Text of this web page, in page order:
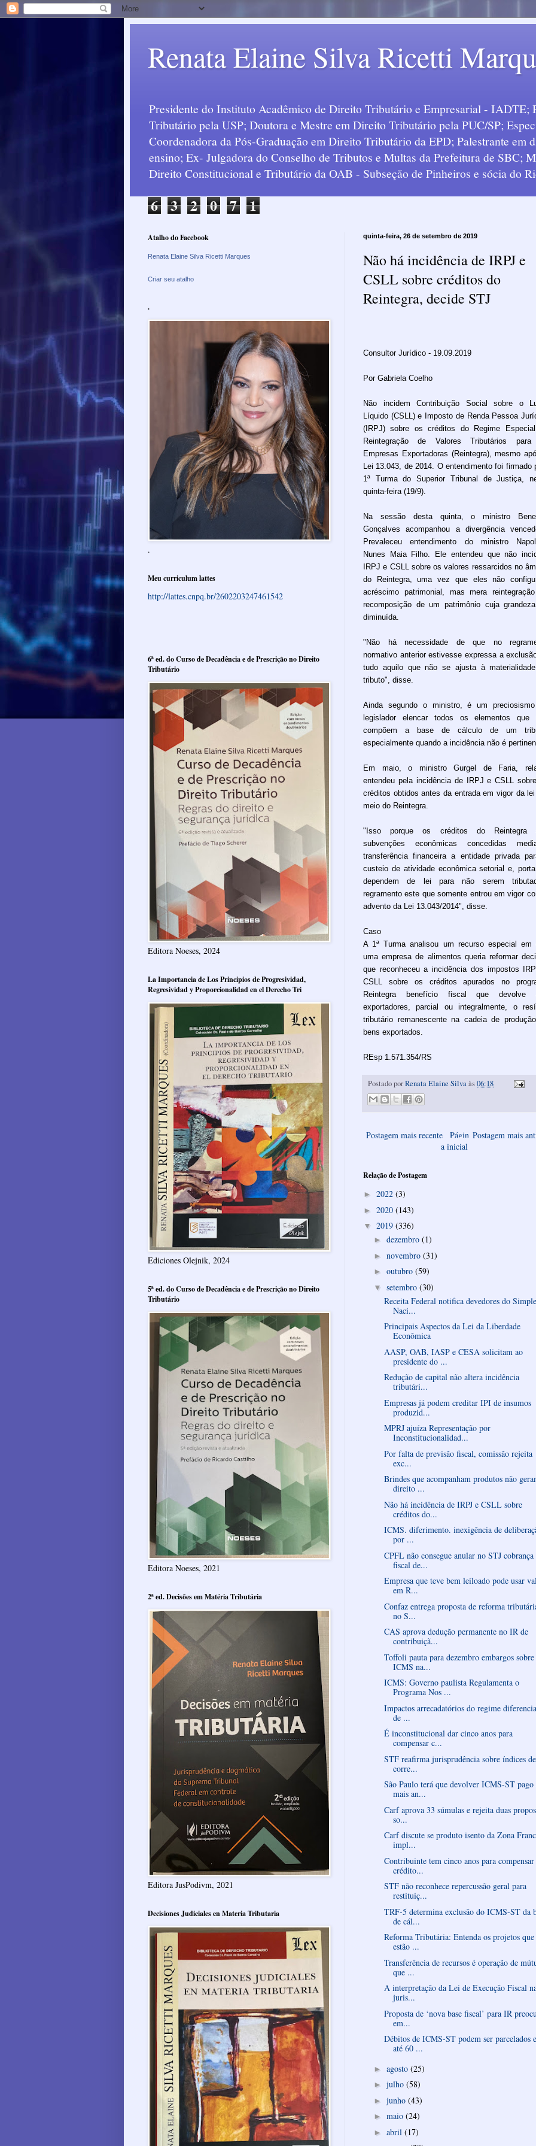
Renata Elaine Silva Ricetti
Presidente do Instituto Acadêmico de Direito Tributário e Empresarial - IADTE;
Tributário pela USP; Doutora e Mestre em Direito Tributário pela PUC/SP;
Coordenadora da Pós-Graduação em Direito Tributário da EPD; Palestrante em
ensino; Ex- Julgadora do Conselho de Tributos e Multas da Prefeitura de SBC;
Direito Constitucional e Tributário da OAB - Subseção de Pinheiros e sócia do
6 3 2 0 7 1
quinta-feira, 26 de setembro de 2019
Não há incidência de IRPJ e
CSLL sobre créditos do
Reintegra, decide STJ
Consultor Jurídico - 19.09.2019
Por Gabriela Coelho
Não incidem Contribuição Social sobre o
Líquido (CSLL) e Imposto de Renda Pessoa
(IRPJ) sobre os créditos do Regime
Reintegração de Valores Tributários
Empresas Exportadoras (Reintegra), mesmo
Lei 13.043, de 2014. O entendimento foi firmado
1ª Turma do Superior Tribunal de Justiça,
quinta-feira (19/9).
Na sessão desta quinta, o ministro
Gonçalves acompanhou a divergência
Prevaleceu entendimento do ministro
Nunes Maia Filho. Ele entendeu que não
IRPJ e CSLL sobre os valores ressarcidos no
do Reintegra, uma vez que eles não
acréscimo patrimonial, mas mera
recomposição de um patrimônio cuja
diminuída.
"Não há necessidade de que no
normativo anterior estivesse expressa a
tudo aquilo que não se ajusta à
tributo", disse.
Ainda segundo o ministro, é um
legislador elencar todos os elementos que
compõem a base de cálculo de um
especialmente quando a incidência não é
Em maio, o ministro Gurgel de Faria,
entendeu pela incidência de IRPJ e CSLL
créditos obtidos antes da entrada em vigor da
meio do Reintegra.
"Isso porque os créditos do Reintegra
subvenções econômicas concedidas
transferência financeira a entidade privada
custeio de atividade econômica setorial e,
dependem de lei para não serem
regramento este que somente entrou em vigor
advento da Lei 13.043/2014", disse.
Caso
A 1ª Turma analisou um recurso especial em
uma empresa de alimentos queria reformar
que reconheceu a incidência dos impostos
CSLL sobre os créditos apurados no
Reintegra benefício fiscal que devolve
exportadores, parcial ou integralmente, o
tributário remanescente na cadeia de
bens exportados.
REsp 1.571.354/RS
Postado porRenata Elaine Silvaàs06:18
Postagem mais recente Postagem mais
Págin
a inicial
Relação de Postagem
► 2022 (3)
► 2020 (143)
▼ 2019 (336)
► dezembro (1)
► novembro (31)
► outubro (59)
▼ setembro (30)
Receita Federal notifica devedores do
Naci...
Principais Aspectos da Lei da Liberdade
Econômica
AASP, OAB, IASP e CESA solicitam ao
presidente do ...
Redução de capital não altera incidência
tributári...
Empresas já podem creditar IPI de insumos
produzid...
MPRJ ajuíza Representação por
Inconstitucionalidad...
Por falta de previsão fiscal, comissão rejeita
exc...
Brindes que acompanham produtos não
direito ...
Não há incidência de IRPJ e CSLL sobre
créditos do...
ICMS. diferimento. inexigência de
por ...
CPFL não consegue anular no STJ cobrança
fiscal de...
Empresa que teve bem leiloado pode usar
em R...
Confaz entrega proposta de reforma
no S...
CAS aprova dedução permanente no IR de
contribuiçã...
Toffoli pauta para dezembro embargos sobre
ICMS na...
ICMS: Governo paulista Regulamenta o
Programa Nos ...
Impactos arrecadatórios do regime
de ...
É inconstitucional dar cinco anos para
compensar c...
STF reafirma jurisprudência sobre índices de
corre...
São Paulo terá que devolver ICMS-ST pago
mais an...
Carf aprova 33 súmulas e rejeita duas
so...
Carf discute se produto isento da Zona
impl...
Contribuinte tem cinco anos para compensar
crédito...
STF não reconhece repercussão geral para
restituiç...
TRF-5 determina exclusão do ICMS-ST da
de cál...
Reforma Tributária: Entenda os projetos que
estão ...
Transferência de recursos é operação de
que ...
A interpretação da Lei de Execução Fiscal
juris...
Proposta de ‘nova base fiscal’ para IR
em...
Débitos de ICMS-ST podem ser parcelados
até 60 ...
► agosto (25)
► julho (58)
► junho (43)
► maio (24)
► abril (17)
Atalho do Facebook
Renata Elaine Silva Ricetti Marques
Criar seu atalho
.
.
Meu curriculum lattes
http://lattes.cnpq.br/2602203247461542
6ª ed. do Curso de Decadência e de Prescrição no Direito
Tributário
Editora Noeses, 2024
La Importancia de Los Principios de Progresividad,
Regresividad y Proporcionalidad en el Derecho Tri
Ediciones Olejnik, 2024
5ª ed. do Curso de Decadência e de Prescrição no Direito
Tributário
Editora Noeses, 2021
2ª ed. Decisões em Matéria Tributária
Editora JusPodivm, 2021
Decisiones Judiciales en Materia Tributaria